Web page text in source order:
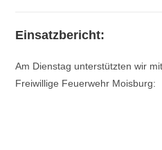
Einsatzbericht:
Am Dienstag unterstützten wir
Freiwillige Feuerwehr Moisburg: